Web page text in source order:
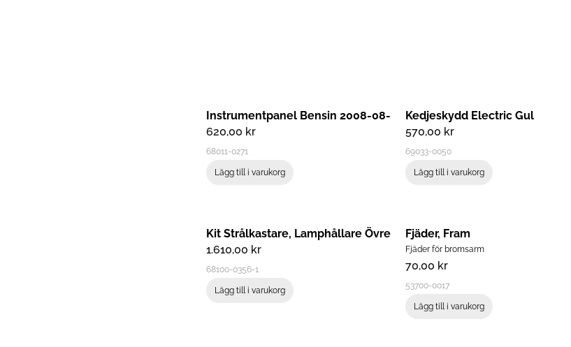
68011-0271
Instrumentpanel Bensin 2008-08-
620,00 kr
Lägg till i varukorg
69033-0050
Kedjeskydd Electric Gul
570,00 kr
Lägg till i varukorg
68100-0356-1
Kit Strålkastare, Lamphållare Övre
1.610,00 kr
Lägg till i varukorg 53700-0017
Fjäder, Fram
70,00 kr
Fjäder för bromsarm
Lägg till i varukorg